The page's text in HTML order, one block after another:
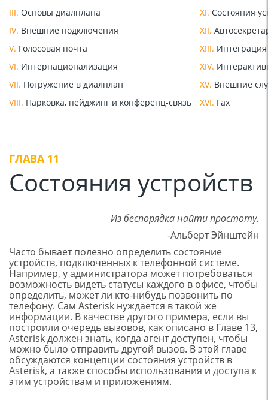
III. Основы диалплана
IV. Внешние подключения
V. Голосовая почта
VI. Интернационализация
VII. Погружение в диалплан
VIII. Парковка, пейджинг и конференц-связь
XI. Состояния
XII.
XIII.
XIV.
XV. Внешние
XVI. Fax
ГЛАВА 11
Состояния устройств
Из беспорядка найти простоту.
-Альберт Эйнштейн
Часто бывает полезно определить состояние
устройств, подключенных к телефонной системе.
Например, у администратора может потребоваться
возможность видеть статусы каждого в офисе, чтобы
определить, может ли кто-нибудь позвонить по
телефону. Сам Asterisk нуждается в такой же
информации. В качестве другого примера, если вы
построили очередь вызовов, как описано в Главе 13,
Asterisk должен знать, когда агент доступен, чтобы
можно было отправить другой вызов. В этой главе
обсуждаются концепции состояния устройств в
Asterisk, а также способы использования и доступа к
этим устройствам и приложениям.